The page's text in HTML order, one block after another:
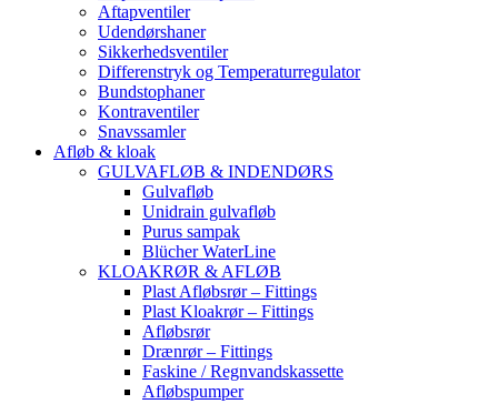
Aftapventiler
Udendørshaner
Sikkerhedsventiler
Differenstryk og Temperaturregulator
Bundstophaner
Kontraventiler
Snavssamler
Afløb & kloak
GULVAFLØB & INDENDØRS
Gulvafløb
Unidrain gulvafløb
Purus sampak
Blücher WaterLine
KLOAKRØR & AFLØB
Plast Afløbsrør – Fittings
Plast Kloakrør – Fittings
Afløbsrør
Drænrør – Fittings
Faskine / Regnvandskassette
Afløbspumper